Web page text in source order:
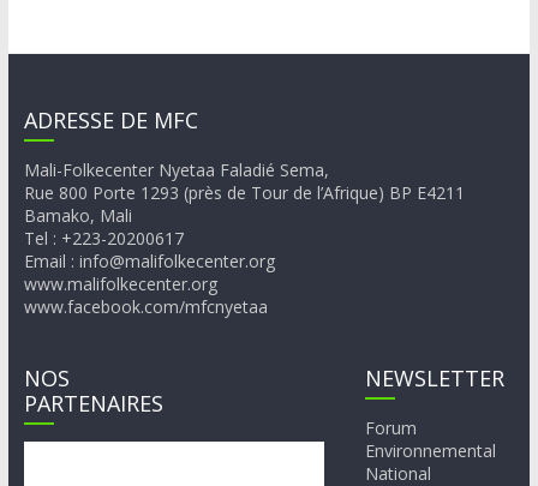
ADRESSE DE MFC
Mali-Folkecenter Nyetaa Faladié Sema,
Rue 800 Porte 1293 (près de Tour de l’Afrique) BP E4211
Bamako, Mali
Tel : +223-20200617
Email : info@malifolkecenter.org
www.malifolkecenter.org
www.facebook.com/mfcnyetaa
NOS
PARTENAIRES
NEWSLETTER
Forum
Environnemental
National